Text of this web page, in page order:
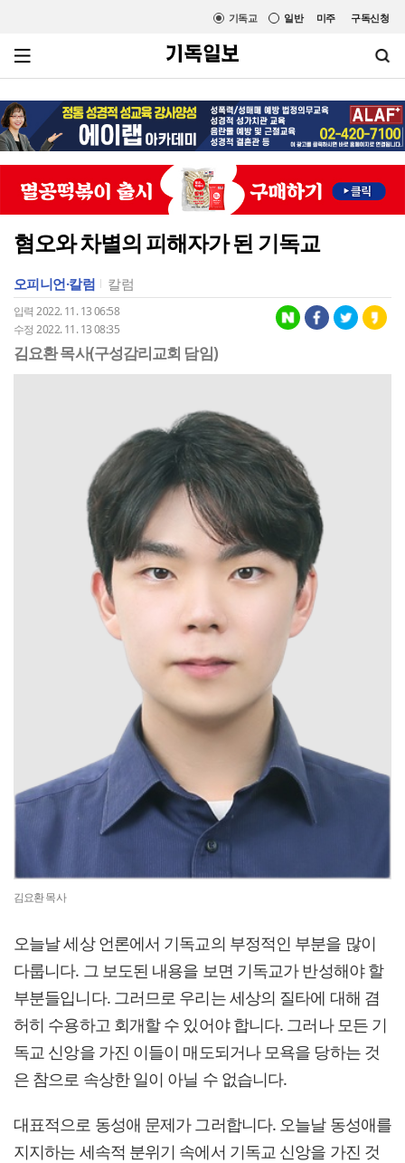
미주 구독신청
일반
기독교
혐오와 차별의 피해자가 된 기독교
오피니언·칼럼 칼럼
입력 2022. 11. 13 06:58
수정 2022. 11. 13 08:35
김요환 목사(구성감리교회 담임)
김요환 목사
오늘날 세상 언론에서 기독교의 부정적인 부분을 많이
다룹니다. 그 보도된 내용을 보면 기독교가 반성해야 할
부분들입니다. 그러므로 우리는 세상의 질타에 대해 겸
허히 수용하고 회개할 수 있어야 합니다. 그러나 모든 기
독교 신앙을 가진 이들이 매도되거나 모욕을 당하는 것
은 참으로 속상한 일이 아닐 수 없습니다.
대표적으로 동성애 문제가 그러합니다. 오늘날 동성애를
지지하는 세속적 분위기 속에서 기독교 신앙을 가진 것